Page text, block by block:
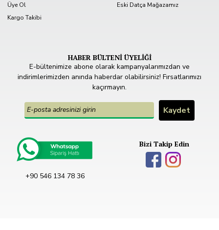
Üye Ol
Kargo Takibi
Eski Datça Mağazamız
HABER BÜLTENİ ÜYELİĞİ
E-bültenimize abone olarak kampanyalarımızdan ve
indirimlerimizden anında haberdar olabilirsiniz! Fırsatlarımızı
kaçırmayın.
+90 546 134 78 36
Bizi Takip Edin